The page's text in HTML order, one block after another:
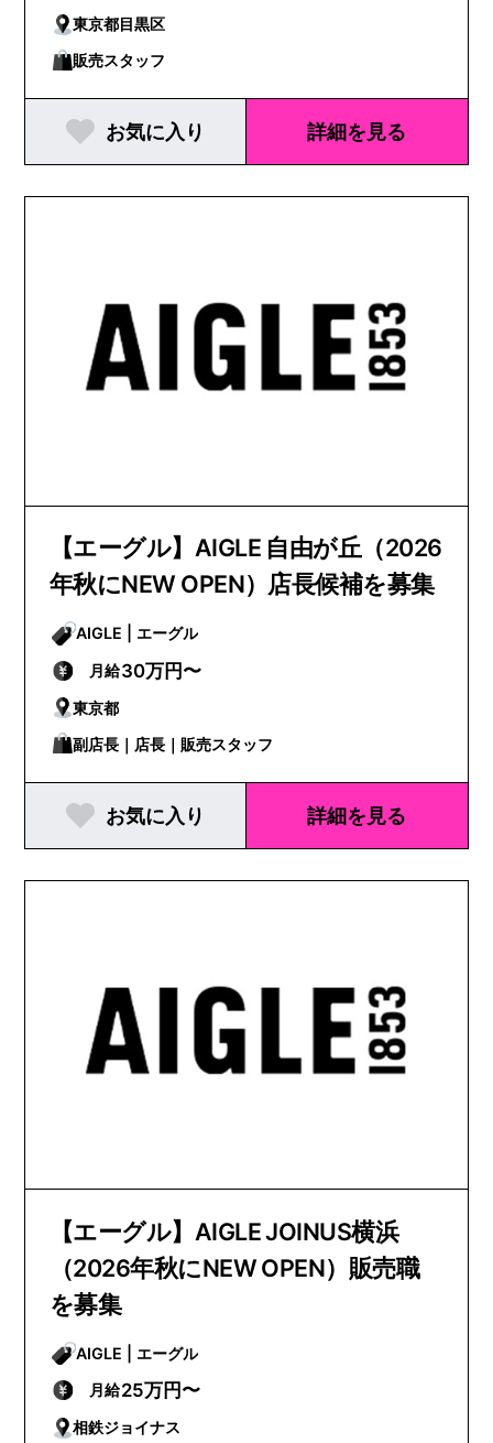
東京都目黒区
販売スタッフ
お気に入り 詳細を見る
【エーグル】AIGLE 自由が丘（2026
年秋にNEW OPEN）店長候補を募集
AIGLE | エーグル
月給30万円〜
東京都
副店長｜店長｜販売スタッフ
お気に入り 詳細を見る
【エーグル】AIGLE JOINUS横浜
（2026年秋にNEW OPEN）販売職
を募集
AIGLE | エーグル
月給25万円〜
相鉄ジョイナス